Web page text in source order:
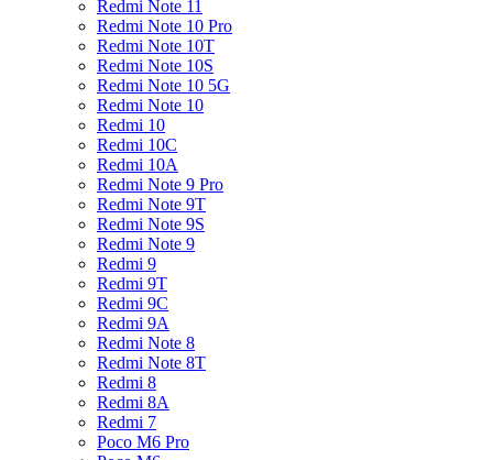
Redmi Note 11
Redmi Note 10 Pro
Redmi Note 10T
Redmi Note 10S
Redmi Note 10 5G
Redmi Note 10
Redmi 10
Redmi 10C
Redmi 10A
Redmi Note 9 Pro
Redmi Note 9T
Redmi Note 9S
Redmi Note 9
Redmi 9
Redmi 9T
Redmi 9C
Redmi 9A
Redmi Note 8
Redmi Note 8T
Redmi 8
Redmi 8A
Redmi 7
Poco M6 Pro